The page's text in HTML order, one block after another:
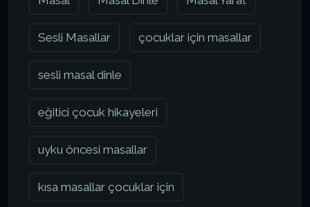
Sesli Masallar çocuklar için masallar
sesli masal dinle
eğitici çocuk hikayeleri
uyku öncesi masallar
kısa masallar çocuklar için